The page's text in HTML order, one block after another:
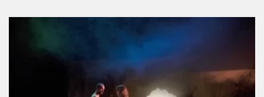
Darius, Stan et Gabriel contre le monde méchant - Critique